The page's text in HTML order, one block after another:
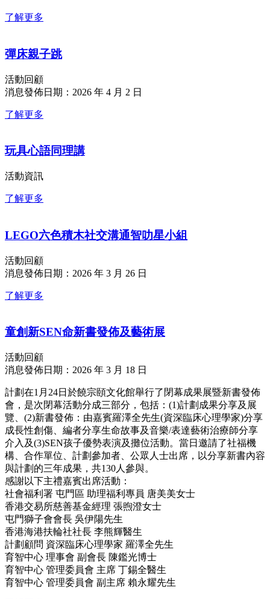
了解更多
彈床親子跳
活動回顧
消息發佈日期：2026 年 4 月 2 日
了解更多
玩具心語同理講
活動資訊
了解更多
LEGO六色積木社交溝通智叻星小組
活動回顧
消息發佈日期：2026 年 3 月 26 日
了解更多
童創新SEN命新書發佈及藝術展
活動回顧
消息發佈日期：2026 年 3 月 18 日
計劃在1月24日於饒宗頤文化館舉行了閉幕成果展暨新書發佈
會，是次閉幕活動分成三部分，包括：(1)計劃成果分享及展
覽、(2)新書發佈：由嘉賓羅澤全先生(資深臨床心理學家)分享
成長性創傷、編者分享生命故事及音樂/表達藝術治療師分享
介入及(3)SEN孩子優勢表演及攤位活動。當日邀請了社福機
構、合作單位、計劃參加者、公眾人士出席，以分享新書內容
與計劃的三年成果，共130人參與。
感謝以下主禮嘉賓出席活動：
社會福利署 屯門區 助理福利專員 唐美美女士
香港交易所慈善基金經理 張煦澄女士
屯門獅子會會長 吳伊陽先生
香港海港扶輪社社長 李熊輝醫生
計劃顧問 資深臨床心理學家 羅澤全先生
育智中心 理事會 副會長 陳鑑光博士
育智中心 管理委員會 主席 丁錫全醫生
育智中心 管理委員會 副主席 賴永耀先生